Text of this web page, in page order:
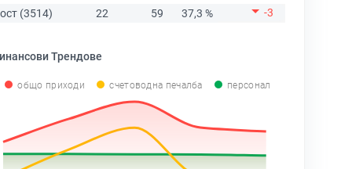
(3514)
22 59 37,3 % -3
Трендове
общо приходи счетоводна печалба персонал